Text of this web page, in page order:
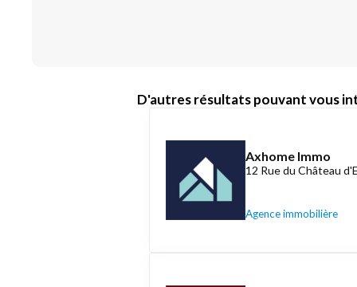
D'autres résultats pouvant vous
Axhome Immo
12 Rue du Château
Agence immobilière